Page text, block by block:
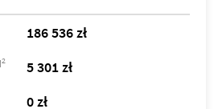
186 536 zł
2 5 301 zł
0 zł